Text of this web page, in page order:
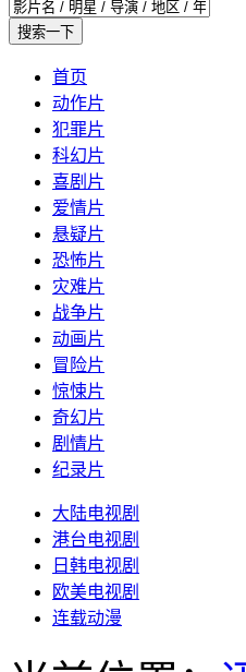
首页
动作片
犯罪片
科幻片
喜剧片
爱情片
悬疑片
恐怖片
灾难片
战争片
动画片
冒险片
惊悚片
奇幻片
剧情片
纪录片
大陆电视剧
港台电视剧
日韩电视剧
欧美电视剧
连载动漫